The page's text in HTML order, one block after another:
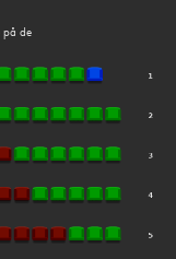
på de